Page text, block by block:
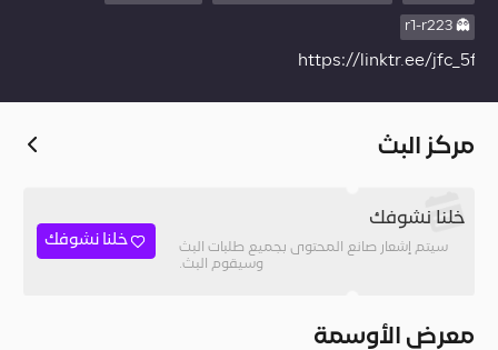
👻 r1-r223
https://linktr.ee/jfc_5f
مركز البث
خلنا نشوفك
سيتم إشعار صانع المحتوى بجميع طلبات البث
وسيقوم البث.
خلنا نشوفك
معرض الأوسمة